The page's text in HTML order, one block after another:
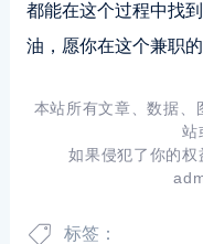
都能在这个过程中找
油，愿你在这个兼职
本站所有文章、数据、
站
如果侵犯了你的权
标签：